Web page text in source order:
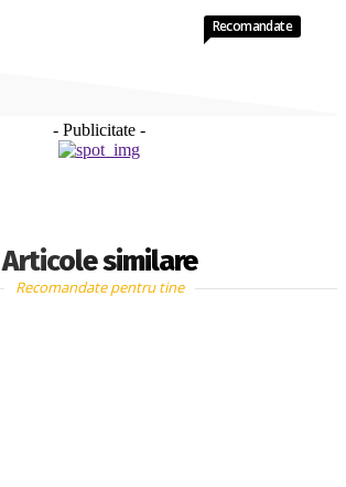
- Publicitate -
Articole similare
Recomandate
Recomandate pentru tine